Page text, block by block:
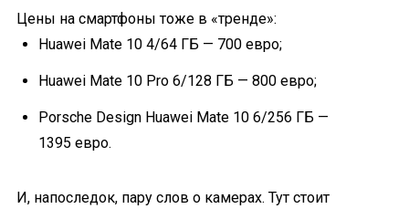
Цены на смартфоны тоже в «тренде»:
Huawei Mate 10 4/64 ГБ — 700 евро;
Huawei Mate 10 Pro 6/128 ГБ — 800 евро;
Porsche Design Huawei Mate 10 6/256 ГБ —
1395 евро.
И, напоследок, пару слов о камерах. Тут стоит